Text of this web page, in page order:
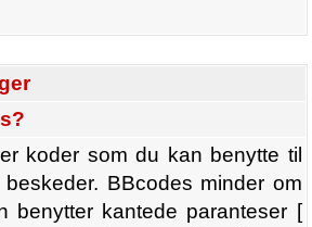
koder som du kan benytte til
BBcodes minder om
benytter kantede paranteser [